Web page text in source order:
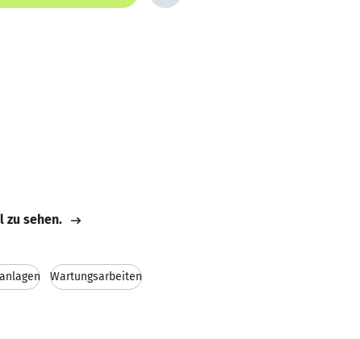
zu sehen.
Wartungsarbeiten